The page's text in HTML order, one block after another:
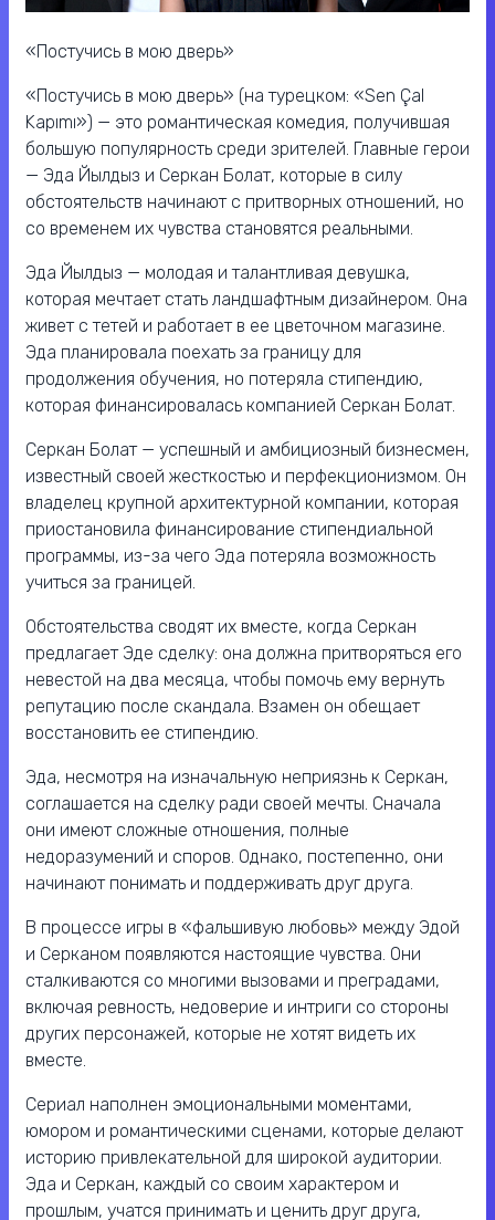
«Постучись в мою дверь»
«Постучись в мою дверь» (на турецком: «Sen Çal
Kapımı») — это романтическая комедия, получившая
большую популярность среди зрителей. Главные герои
— Эда Йылдыз и Серкан Болат, которые в силу
обстоятельств начинают с притворных отношений, но
со временем их чувства становятся реальными.
Эда Йылдыз — молодая и талантливая девушка,
которая мечтает стать ландшафтным дизайнером. Она
живет с тетей и работает в ее цветочном магазине.
Эда планировала поехать за границу для
продолжения обучения, но потеряла стипендию,
которая финансировалась компанией Серкан Болат.
Серкан Болат — успешный и амбициозный бизнесмен,
известный своей жесткостью и перфекционизмом. Он
владелец крупной архитектурной компании, которая
приостановила финансирование стипендиальной
программы, из-за чего Эда потеряла возможность
учиться за границей.
Обстоятельства сводят их вместе, когда Серкан
предлагает Эде сделку: она должна притворяться его
невестой на два месяца, чтобы помочь ему вернуть
репутацию после скандала. Взамен он обещает
восстановить ее стипендию.
Эда, несмотря на изначальную неприязнь к Серкан,
соглашается на сделку ради своей мечты. Сначала
они имеют сложные отношения, полные
недоразумений и споров. Однако, постепенно, они
начинают понимать и поддерживать друг друга.
В процессе игры в «фальшивую любовь» между Эдой
и Серканом появляются настоящие чувства. Они
сталкиваются со многими вызовами и преградами,
включая ревность, недоверие и интриги со стороны
других персонажей, которые не хотят видеть их
вместе.
Сериал наполнен эмоциональными моментами,
юмором и романтическими сценами, которые делают
историю привлекательной для широкой аудитории.
Эда и Серкан, каждый со своим характером и
прошлым, учатся принимать и ценить друг друга,